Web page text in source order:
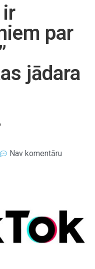
ir
par
jādara
Nav komentāru